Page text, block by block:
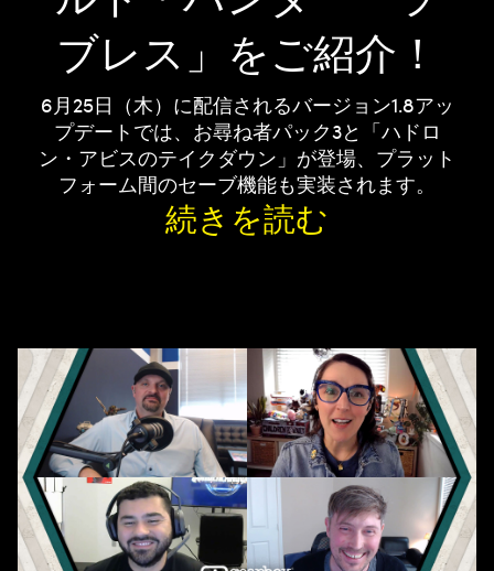
ブレス」をご紹介！
6月25日（木）に配信されるバージョン1.8アッ
プデートでは、お尋ね者パック3と「ハドロ
ン・アビスのテイクダウン」が登場、プラット
フォーム間のセーブ機能も実装されます。
続きを読む